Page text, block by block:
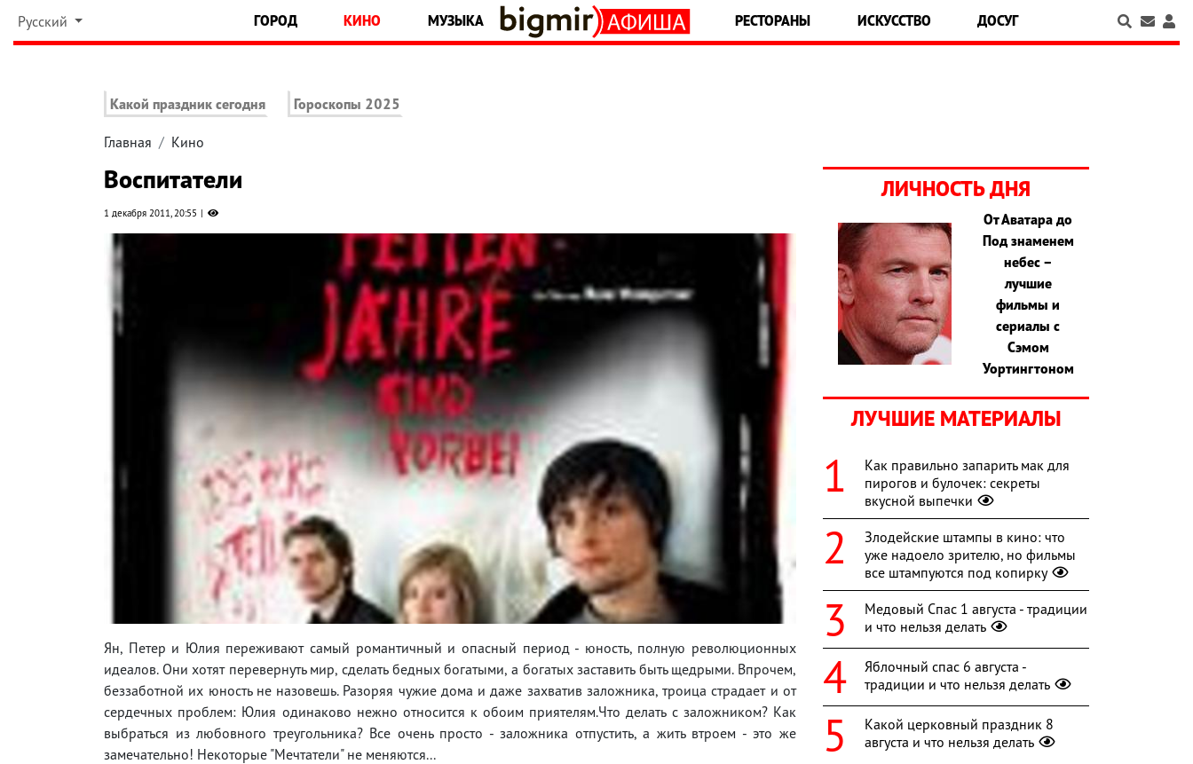
Русский ГОРОД КИНО МУЗЫКА РЕСТОРАНЫ ИСКУССТВО ДОСУГ
Какой праздник сегодня Гороскопы 2025
Главная Кино
Воспитатели
1 декабря 2011, 20:55
Ян, Петер и Юлия переживают самый романтичный и опасный период - юность, полную революционных
идеалов. Они хотят перевернуть мир, сделать бедных богатыми, а богатых заставить быть щедрыми. Впрочем,
беззаботной их юность не назовешь. Разоряя чужие дома и даже захватив заложника, троица страдает и от
сердечных проблем: Юлия одинаково нежно относится к обоим приятелям.Что делать с заложником? Как
выбраться из любовного треугольника? Все очень просто - заложника отпустить, а жить втроем - это же
замечательно! Некоторые "Мечтатели" не меняются...
ЛИЧНОСТЬ ДНЯ
От Аватара до
Под знаменем
небес –
лучшие
фильмы и
сериалы с
Сэмом
Уортингтоном
ЛУЧШИЕ МАТЕРИАЛЫ
Как правильно запарить мак для
пирогов и булочек: секреты
вкусной выпечки
Злодейские штампы в кино: что
уже надоело зрителю, но фильмы
все штампуются под копирку
Медовый Спас 1 августа - традиции
и что нельзя делать
Яблочный спас 6 августа -
традиции и что нельзя делать
Какой церковный праздник 8
августа и что нельзя делать